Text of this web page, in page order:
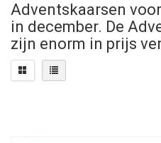
Adventskaarsen
in december. De
zijn enorm in prijs